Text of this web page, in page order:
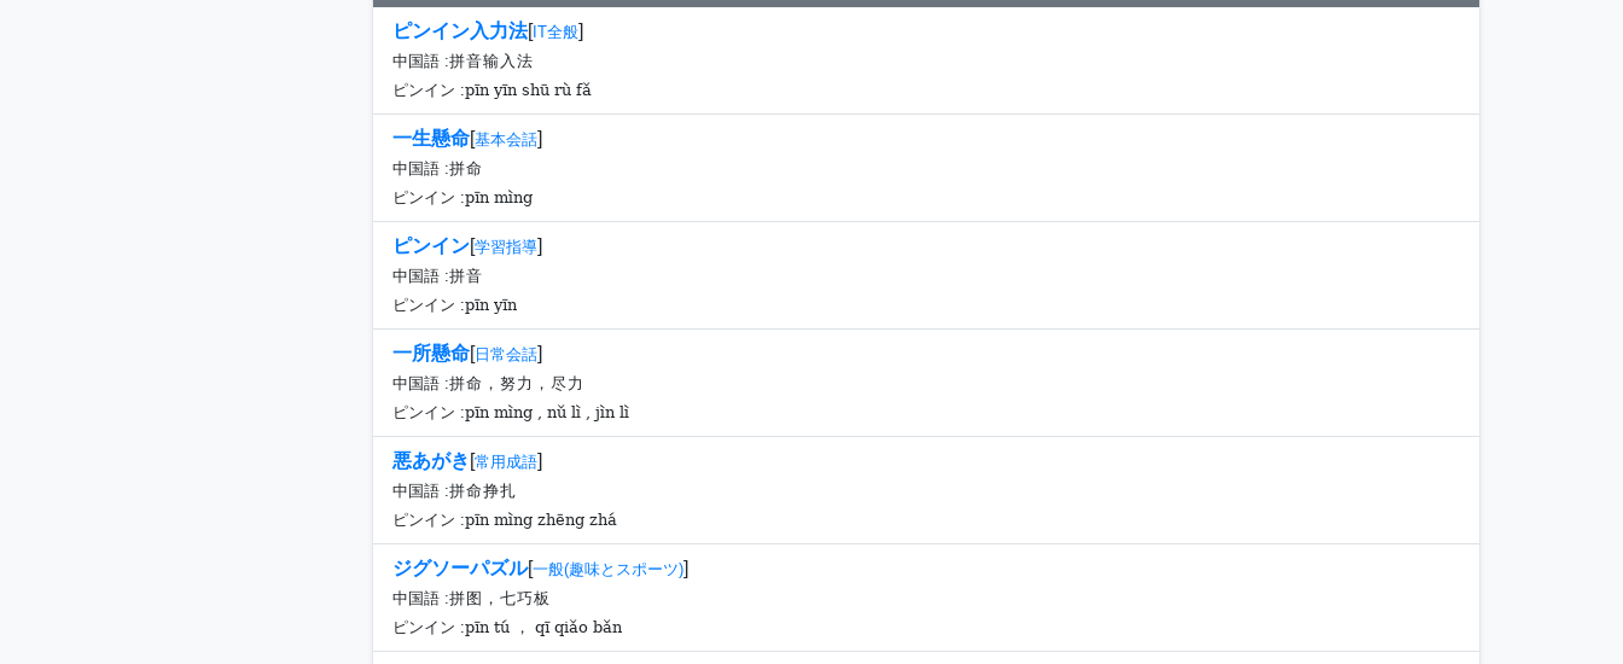
ピンイン入力法[ IT全般]
中国語 :拼音输入法
ピンイン :pīn yīn shū rù fǎ
一生懸命[基本会話]
中国語 :拼命
ピンイン :pīn mìng
ピンイン[学習指導]
中国語 :拼音
ピンイン :pīn yīn
一所懸命[ 日常会話]
中国語 :拼命，努力，尽力
ピンイン :pīn mìng , nǔ lì , jìn lì
悪あがき [常用成語]
中国語 :拼命挣扎
ピンイン :pīn mìng zhēng zhá
ジグソーパズル[一般(趣味とスポーツ)]
中国語 :拼图，七巧板
ピンイン :pīn tú ， qī qiǎo bǎn